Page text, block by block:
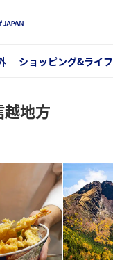
ショッピング&ライフ
地方